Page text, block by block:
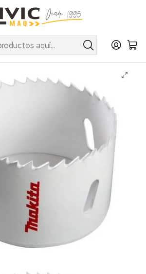
EN PRODUCTOS SELECCIONADOS
Accesorios
Acero Inoxidable Makita 44mm